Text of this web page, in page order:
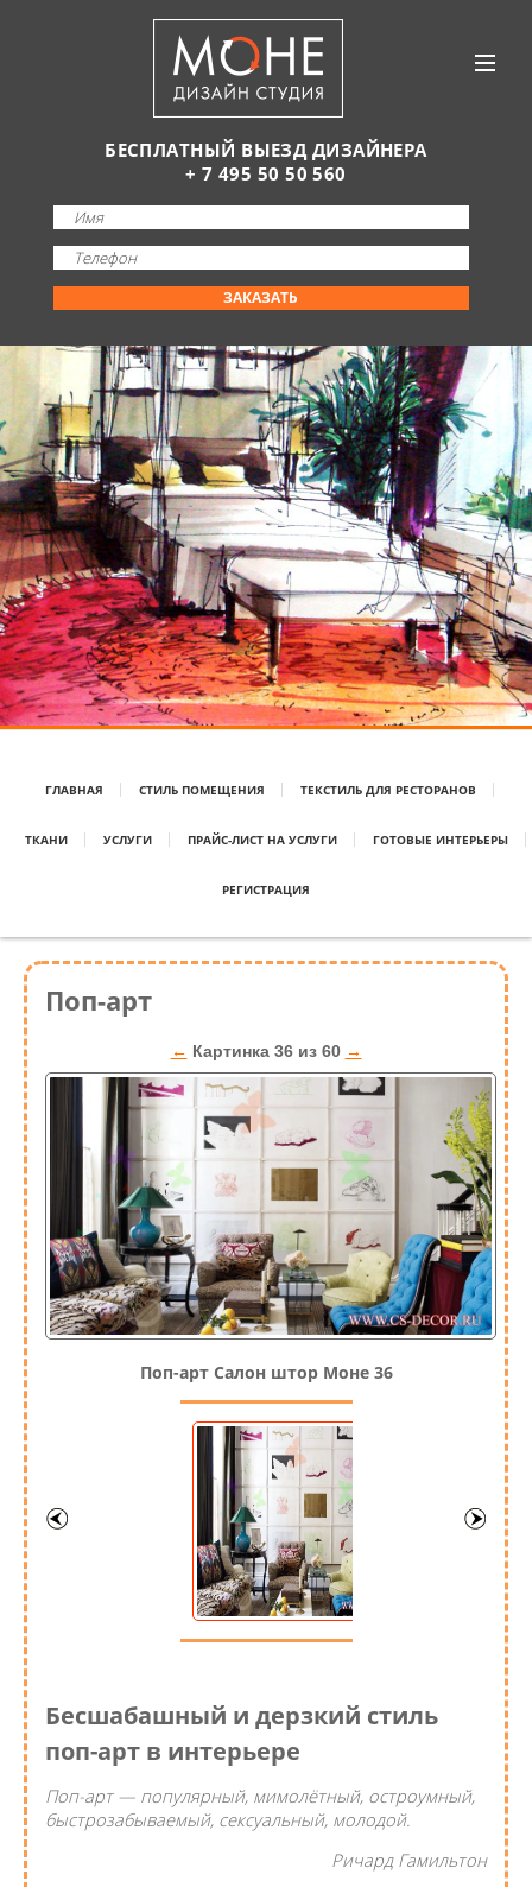
БЕСПЛАТНЫЙ ВЫЕЗД ДИЗАЙНЕРА
+ 7 495 50 50 560
ЗАКАЗАТЬ
ГЛАВНАЯ СТИЛЬ ПОМЕЩЕНИЯ ТЕКСТИЛЬ ДЛЯ РЕСТОРАНОВ
ТКАНИ УСЛУГИ ПРАЙС-ЛИСТ НА УСЛУГИ ГОТОВЫЕ ИНТЕРЬЕРЫ
РЕГИСТРАЦИЯ
Поп-арт
← Картинка 36 из 60 →
Поп-арт Салон штор Моне 36
Бесшабашный и дерзкий стиль
поп-арт в интерьере
Поп-арт — популярный, мимолётный, остроумный,
быстрозабываемый, сексуальный, молодой.
Ричард Гамильтон